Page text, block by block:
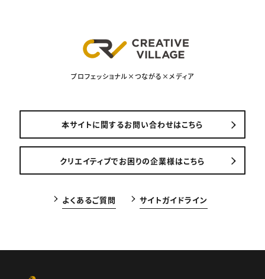
プロフェッショナル×つながる×メディア
本サイトに関するお問い合わせはこちら
クリエイティブでお困りの企業様はこちら
よくあるご質問 サイトガイドライン